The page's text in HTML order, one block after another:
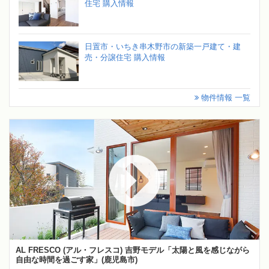
住宅 購入情報
日置市・いちき串木野市の新築一戸建て・建
売・分譲住宅 購入情報
物件情報 一覧
AL FRESCO (アル・フレスコ) 吉野モデル「太陽と風を感じながら
自由な時間を過ごす家」(鹿児島市)